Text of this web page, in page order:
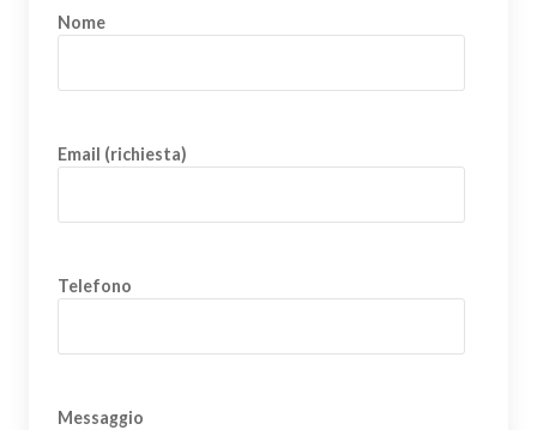
Nome
Email (richiesta)
Telefono
Messaggio